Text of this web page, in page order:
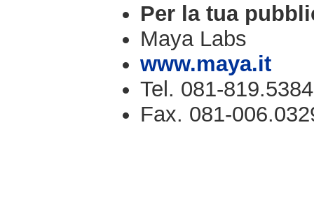
Per la tua
Maya Labs
www.maya.it
Tel. 081-819.5384
Fax. 081-